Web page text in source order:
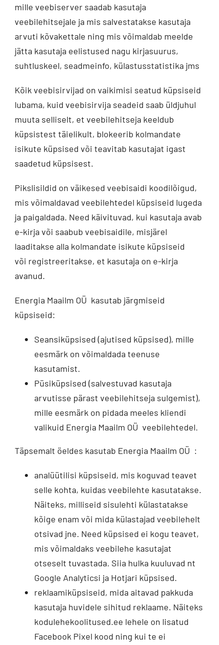
mille veebiserver saadab kasutaja
veebilehitsejale ja mis salvestatakse kasutaja
arvuti kõvakettale ning mis võimaldab meelde
jätta kasutaja eelistused nagu kirjasuurus,
suhtluskeel, seadmeinfo, külastusstatistika jms
Kõik veebisirvijad on vaikimisi seatud küpsiseid
lubama, kuid veebisirvija seadeid saab üldjuhul
muuta selliselt, et veebilehitseja keeldub
küpsistest täielikult, blokeerib kolmandate
isikute küpsised või teavitab kasutajat igast
saadetud küpsisest.
Pikslisildid on väikesed veebisaidi koodilõigud,
mis võimaldavad veebilehtedel küpsiseid lugeda
ja paigaldada. Need käivituvad, kui kasutaja avab
e-kirja või saabub veebisaidile, misjärel
laaditakse alla kolmandate isikute küpsiseid
või registreeritakse, et kasutaja on e-kirja
avanud.
Energia Maailm OÜ kasutab järgmiseid
küpsiseid:
Seansiküpsised (ajutised küpsised), mille
eesmärk on võimaldada teenuse
kasutamist.
Püsiküpsised (salvestuvad kasutaja
arvutisse pärast veebilehitseja sulgemist),
mille eesmärk on pidada meeles kliendi
valikuid Energia Maailm OÜ veebilehtedel.
Täpsemalt öeldes kasutab Energia Maailm OÜ :
analüütilisi küpsiseid, mis koguvad teavet
selle kohta, kuidas veebilehte kasutatakse.
Näiteks, milliseid sisulehti külastatakse
kõige enam või mida külastajad veebilehelt
otsivad jne. Need küpsised ei kogu teavet,
mis võimaldaks veebilehe kasutajat
otseselt tuvastada. Siia hulka kuuluvad nt
Google Analyticsi ja Hotjari küpsised.
reklaamiküpsiseid, mida aitavad pakkuda
kasutaja huvidele sihitud reklaame. Näiteks
kodulehekoolitused.ee lehele on lisatud
Facebook Pixel kood ning kui te ei